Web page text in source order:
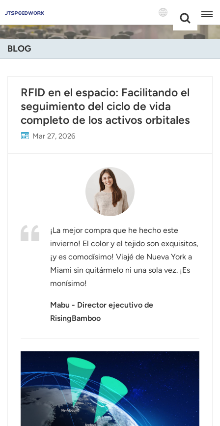
+86 -18681515767
English
Deutsch
Русский
Español
Português
Nederland
عربي
日语
Türk
Polski
แบบไทย
Tiếng Việt
BLOG
RFID en el espacio: Facilitando el
seguimiento del ciclo de vida
completo de los activos orbitales
Mar 27, 2026
¡La mejor compra que he hecho este
invierno! El color y el tejido son exquisitos,
¡y es comodísimo! Viajé de Nueva York a
Miami sin quitármelo ni una sola vez. ¡Es
monísimo!
Mabu - Director ejecutivo de
RisingBamboo